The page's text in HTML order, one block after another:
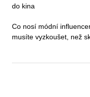
do kina
Co nosí módní
musíte vyzkoušet, než